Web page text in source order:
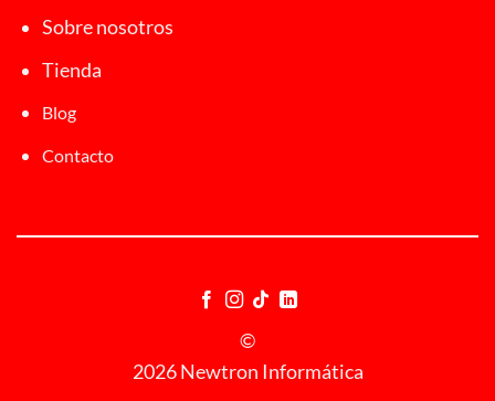
Sobre nosotros
Tienda
Blog
Contacto
©
2026 Newtron Informática